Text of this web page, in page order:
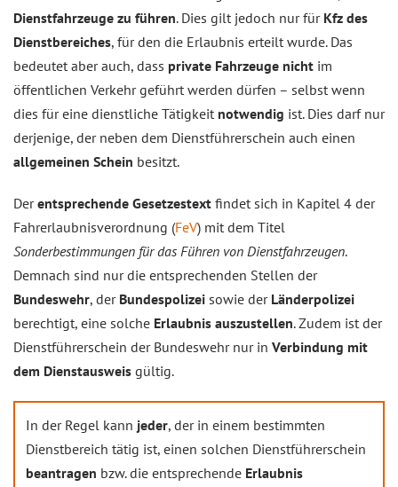
Dienstfahrzeuge zu führen. Dies gilt jedoch nur für Kfz des
Dienstbereiches, für den die Erlaubnis erteilt wurde. Das
bedeutet aber auch, dass private Fahrzeuge nicht im
öffentlichen Verkehr geführt werden dürfen – selbst wenn
dies für eine dienstliche Tätigkeit notwendig ist. Dies darf nur
derjenige, der neben dem Dienstführerschein auch einen
allgemeinen Schein besitzt.
Derentsprechende Gesetzestext findet sich in Kapitel 4 der
Fahrerlaubnisverordnung (FeV) mit dem Titel
Sonderbestimmungen für das Führen von Dienstfahrzeugen.
Demnach sind nur die entsprechenden Stellen der
Bundeswehr, der Bundespolizei sowie der Länderpolizei
berechtigt, eine solche Erlaubnis auszustellen. Zudem ist der
Dienstführerschein der Bundeswehr nur in Verbindung mit
dem Dienstausweis gültig.
In der Regel kann jeder, der in einem bestimmten
Dienstbereich tätig ist, einen solchen Dienstführerschein
beantragen bzw. die entsprechende Erlaubnis